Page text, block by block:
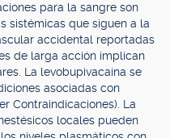
para la sangre son
sistémicas que siguen a la
accidental reportadas
de larga acción implican
La levobupivacaína se
asociadas con
Contraindicaciones). La
locales pueden